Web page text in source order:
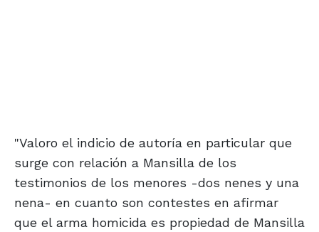
"Valoro el indicio de autoría en particular que
surge con relación a Mansilla de los
testimonios de los menores -dos nenes y una
nena- en cuanto son contestes en afirmar
que el arma homicida es propiedad de Mansilla